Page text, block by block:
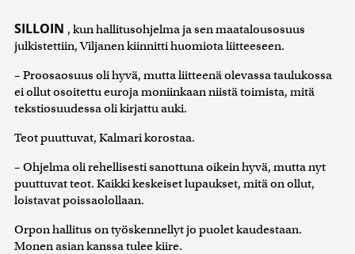
SILLOIN , kun hallitusohjelma ja sen maatalousosuus
julkistettiin, Viljanen kiinnitti huomiota liitteeseen.
– Proosaosuus oli hyvä, mutta liitteenä olevassa taulukossa
ei ollut osoitettu euroja moniinkaan niistä toimista, mitä
tekstiosuudessa oli kirjattu auki.
Teot puuttuvat, Kalmari korostaa.
– Ohjelma oli rehellisesti sanottuna oikein hyvä, mutta nyt
puuttuvat teot. Kaikki keskeiset lupaukset, mitä on ollut,
loistavat poissaolollaan.
Orpon hallitus on työskennellyt jo puolet kaudestaan.
Monen asian kanssa tulee kiire.